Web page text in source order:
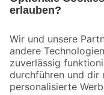
Der toom Newsletter: Keine
Zur Newsletter